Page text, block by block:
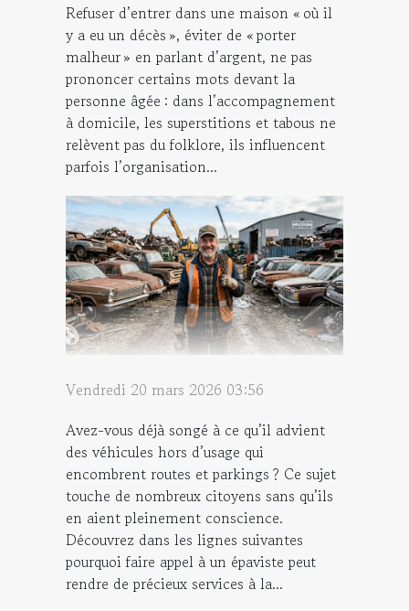
Refuser d’entrer dans une maison « où il
y a eu un décès », éviter de « porter
malheur » en parlant d’argent, ne pas
prononcer certains mots devant la
personne âgée : dans l’accompagnement
à domicile, les superstitions et tabous ne
relèvent pas du folklore, ils influencent
parfois l’organisation...
Vendredi 20 mars 2026 03:56
Avez-vous déjà songé à ce qu’il advient
des véhicules hors d’usage qui
encombrent routes et parkings ? Ce sujet
touche de nombreux citoyens sans qu’ils
en aient pleinement conscience.
Découvrez dans les lignes suivantes
pourquoi faire appel à un épaviste peut
rendre de précieux services à la...